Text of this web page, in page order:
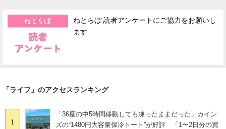
ねとらぼ 読者アンケートにご協力をお願いし
ます
「ライフ」のアクセスランキング
1
「36度の中5時間移動しても凍ったままだった」カイン
ズの“1480円大容量保冷トート”が好評 「1〜2日分の買